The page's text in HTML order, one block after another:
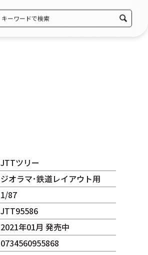
JTTツリー
ジオラマ･鉄道レイアウト用
1/87
JTT95586
2021年01月 発売中
0734560955868